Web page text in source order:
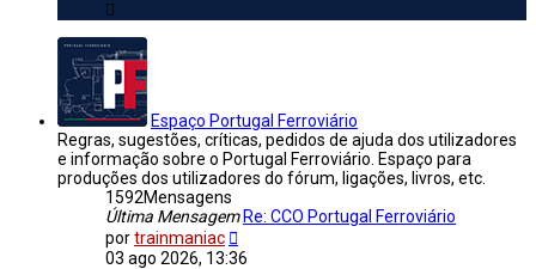
Espaço Portugal Ferroviário
Regras, sugestões, críticas, pedidos de ajuda dos utilizadores
e informação sobre o Portugal Ferroviário. Espaço para
produções dos utilizadores do fórum, ligações, livros, etc.
1592Mensagens
Última Mensagem Re: CCO Portugal Ferroviário
portrainmaniac
a
03 ago 2026, 13:36